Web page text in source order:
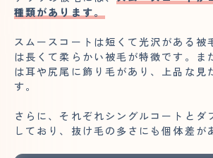
種類があります。
スムースコートは短くて光沢がある被
は長くて柔らかい被毛が特徴です。ま
は耳や尻尾に飾り毛があり、上品な見
す。
さらに、それぞれシングルコートとダ
しており、抜け毛の多さにも個体差が